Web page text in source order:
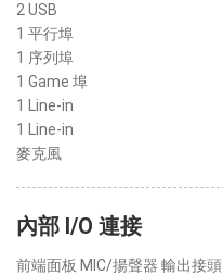
2 USB
1 平行埠
1 序列埠
1 Game 埠
1 Line-in
1 Line-in
麥克風
內部 I/O 連接
前端面板 MIC/揚聲器 輸出接頭